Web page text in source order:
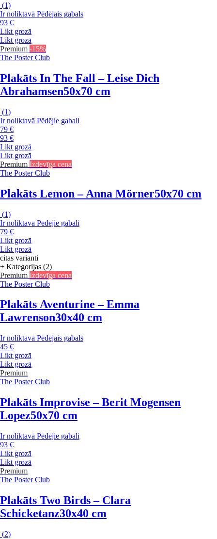
(1)
Ir noliktavā Pēdējais gabals
93 €
Likt grozā
Likt grozā
Premium -15%
The Poster Club
Plakāts In The Fall – Leise Dich
Abrahamsen50x70 cm
(1)
Ir noliktavā Pēdējie gabali
79 €
93 €
Likt grozā
Likt grozā
Premium Izdevīga cena
The Poster Club
Plakāts Lemon – Anna Mörner50x70 cm
(1)
Ir noliktavā Pēdējie gabali
79 €
Likt grozā
Likt grozā
citas varianti
+ Kategorijas (2)
Premium Izdevīga cena
The Poster Club
Plakāts Aventurine – Emma
Lawrenson30x40 cm
Ir noliktavā Pēdējais gabals
45 €
Likt grozā
Likt grozā
Premium
The Poster Club
Plakāts Improvise – Berit Mogensen
Lopez50x70 cm
Ir noliktavā Pēdējie gabali
93 €
Likt grozā
Likt grozā
Premium
The Poster Club
Plakāts Two Birds – Clara
Schicketanz30x40 cm
(2)